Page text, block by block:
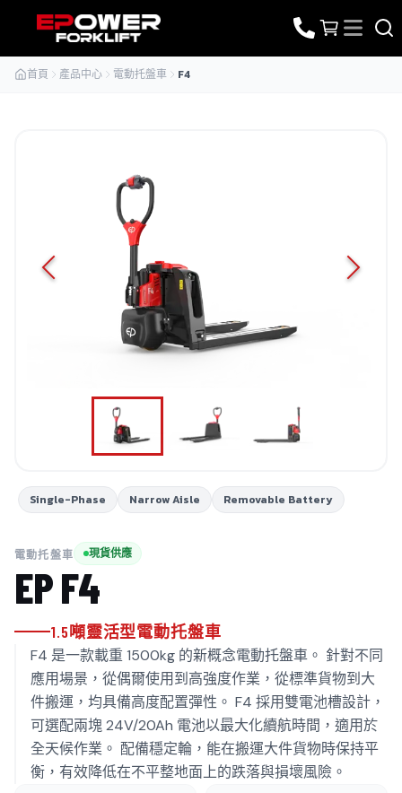
首頁 產品中心 電動托盤車 F4
Single-Phase Narrow Aisle Removable Battery
電動托盤車 現貨供應
EPF4
1.5噸靈活型電動托盤車
F4 是一款載重 1500kg 的新概念電動托盤車。 針對不同
應用場景，從偶爾使用到高強度作業，從標準貨物到大
件搬運，均具備高度配置彈性。 F4 採用雙電池槽設計，
可選配兩塊 24V/20Ah 電池以最大化續航時間，適用於
全天候作業。 配備穩定輪，能在搬運大件貨物時保持平
衡，有效降低在不平整地面上的跌落與損壞風險。